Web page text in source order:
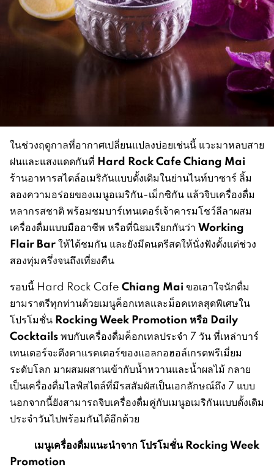
ในช่วงฤดูกาลที่อากาศเปลี่ยนแปลงบ่อยเช่นนี้ แวะมาหลบสาย
ฝนและแสงแดดกันที่ Hard Rock CafeChiang Mai
ร้านอาหารสไตล์อเมริกันแบบดั้งเดิมในย่านไนท์บาซาร์ ลิ้ม
ลองความอร่อยของเมนูอเมริกัน-เม็กซิกัน แล้วจิบเครื่องดื่ม
หลากรสชาติ พร้อมชมบาร์เทนเดอร์เจ้าคารมโชว์ลีลาผสม
เครื่องดื่มแบบมืออาชีพ หรือที่นิยมเรียกกันว่า Working
Flair Barให้ได้ชมกัน และยังมีดนตรีสดให้นั่งฟังตั้งแต่ช่วง
สองทุ่มครึ่งจนถึงเที่ยงคืน
รอบนี้ Hard Rock Cafe Chiang Mai ขอเอาใจนักดื่ม
ยามราตรีทุกท่านด้วยเมนูค็อกเทลและม็อคเทลสุดพิเศษใน
โปรโมชั่น Rocking Week Promotion หรือ Daily
Cocktailsพบกับเครื่องดื่มค็อกเทลประจำ 7 วัน ที่เหล่าบาร์
เทนเดอร์จะดึงคาแรคเตอร์ของแอลกอฮอล์เกรดพรีเมี่ยม
ระดับโลก มาผสมผสานเข้ากับน้ำหวานและน้ำผลไม้ กลาย
เป็นเครื่องดื่มไลฟ์สไตล์ที่มีรสสัมผัสเป็นเอกลักษณ์ถึง 7 แบบ
นอกจากนี้ยังสามารถจิบเครื่องดื่มคู่กับเมนูอเมริกันแบบดั้งเดิม
ประจำวันไปพร้อมกันได้อีกด้วย
เมนูเครื่องดื่มแนะนำจาก โปรโมชั่นRocking Week
Promotion